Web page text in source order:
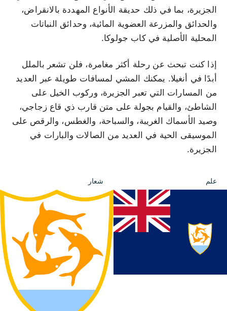
الجزيرة، بما في ذلك حديقة الأنواع المهددة بالانقراض،
والحدائق والمزرعة العضوية المائية، وحدائق النباتات
المحلية الأصلية في كاب جولوكا.
إذا كنت تبحث عن رحلة أكثر مغامرة، فلن تشعر بالملل
أبدًا في أنغيلا. يمكنك المشي لمسافات طويلة عبر العديد
من المسارات التي تعبر الجزيرة، وركوب الخيل على
الشاطئ، والقيام بجولة على متن قارب ذي قاع زجاجي،
وصيد الأسماك الغريبة، والسباحة، والغطس، والرقص على
الموسيقى الحية في العديد من الصالات والبارات في
الجزيرة.
علم شعار